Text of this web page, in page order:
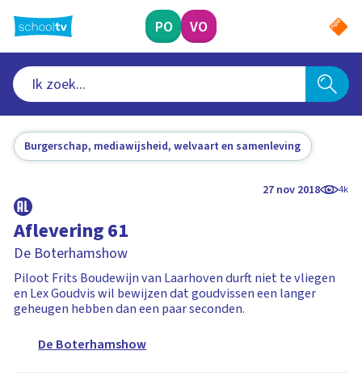
naar
hoofdinhoud
PO VO
Burgerschap, mediawijsheid, welvaart en samenleving
27 nov 2018 4k
Aflevering 61
De Boterhamshow
Piloot Frits Boudewijn van Laarhoven durft niet te vliegen
en Lex Goudvis wil bewijzen dat goudvissen een langer
geheugen hebben dan een paar seconden.
De Boterhamshow